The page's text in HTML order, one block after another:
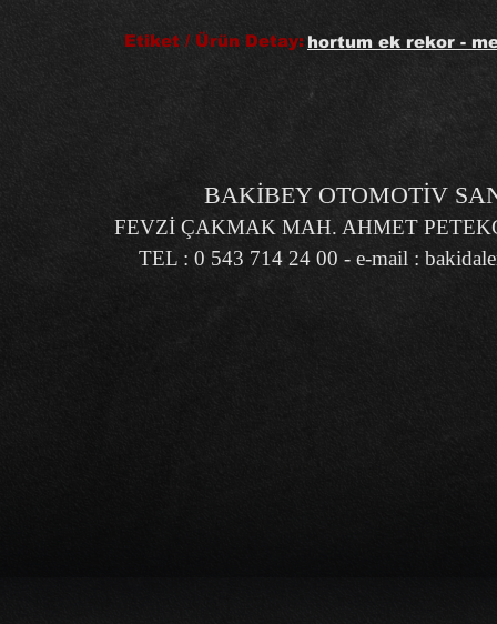
Etiket / Ürün Detay: hortum ek rekor -
BAKİBEY OTOMOTİV
FEVZİ ÇAKMAK MAH. AHMET
TEL : 0 543 714 24 00 - e-mail :